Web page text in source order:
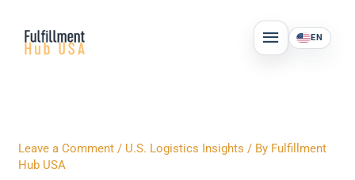
content
MAIN
MENU
EN
Leave a Comment / U.S. Logistics Insights / By Fulfillment
Hub USA